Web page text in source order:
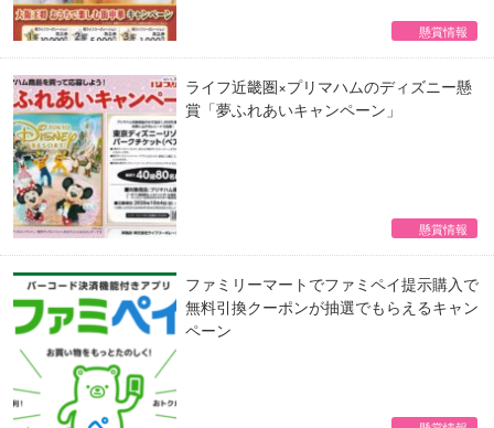
懸賞情報
ライフ近畿圏×プリマハムのディズニー懸
賞「夢ふれあいキャンペーン」
懸賞情報
ファミリーマートでファミペイ提示購入で
無料引換クーポンが抽選でもらえるキャン
ペーン